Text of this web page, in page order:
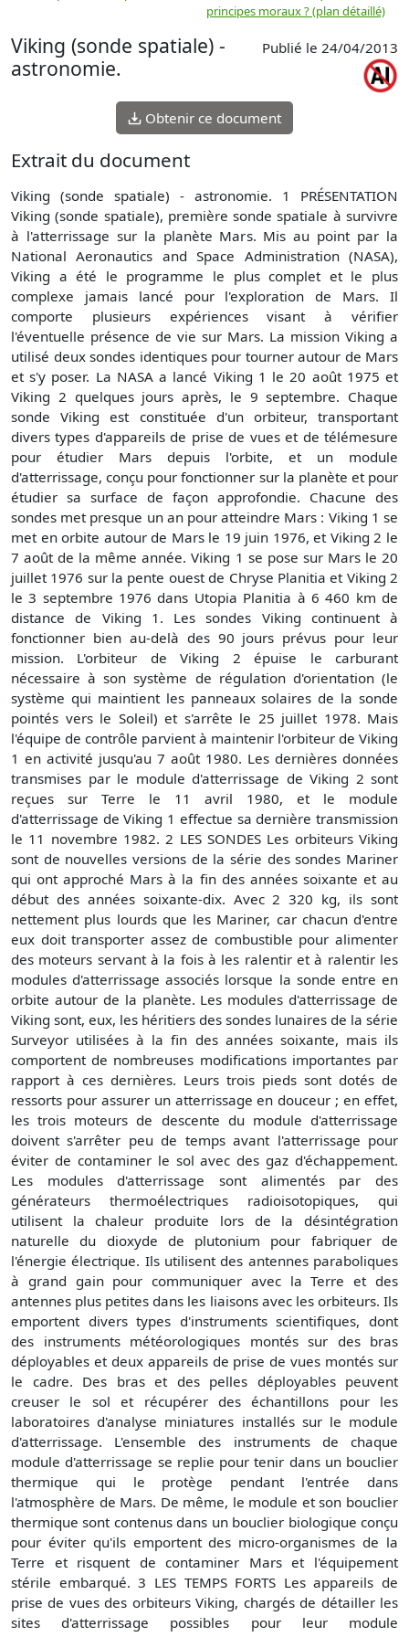
principes moraux ? (plan détaillé)
Viking (sonde spatiale) -
astronomie.
Publié le 24/04/2013
Obtenir ce document
Extrait du document
Viking (sonde spatiale) - astronomie. 1 PRÉSENTATION
Viking (sonde spatiale), première sonde spatiale à survivre
à l'atterrissage sur la planète Mars. Mis au point par la
National Aeronautics and Space Administration (NASA),
Viking a été le programme le plus complet et le plus
complexe jamais lancé pour l'exploration de Mars. Il
comporte plusieurs expériences visant à vérifier
l'éventuelle présence de vie sur Mars. La mission Viking a
utilisé deux sondes identiques pour tourner autour de Mars
et s'y poser. La NASA a lancé Viking 1 le 20 août 1975 et
Viking 2 quelques jours après, le 9 septembre. Chaque
sonde Viking est constituée d'un orbiteur, transportant
divers types d'appareils de prise de vues et de télémesure
pour étudier Mars depuis l'orbite, et un module
d'atterrissage, conçu pour fonctionner sur la planète et pour
étudier sa surface de façon approfondie. Chacune des
sondes met presque un an pour atteindre Mars : Viking 1 se
met en orbite autour de Mars le 19 juin 1976, et Viking 2 le
7 août de la même année. Viking 1 se pose sur Mars le 20
juillet 1976 sur la pente ouest de Chryse Planitia et Viking 2
le 3 septembre 1976 dans Utopia Planitia à 6 460 km de
distance de Viking 1. Les sondes Viking continuent à
fonctionner bien au-delà des 90 jours prévus pour leur
mission. L'orbiteur de Viking 2 épuise le carburant
nécessaire à son système de régulation d'orientation (le
système qui maintient les panneaux solaires de la sonde
pointés vers le Soleil) et s'arrête le 25 juillet 1978. Mais
l'équipe de contrôle parvient à maintenir l'orbiteur de Viking
1 en activité jusqu'au 7 août 1980. Les dernières données
transmises par le module d'atterrissage de Viking 2 sont
reçues sur Terre le 11 avril 1980, et le module
d'atterrissage de Viking 1 effectue sa dernière transmission
le 11 novembre 1982. 2 LES SONDES Les orbiteurs Viking
sont de nouvelles versions de la série des sondes Mariner
qui ont approché Mars à la fin des années soixante et au
début des années soixante-dix. Avec 2 320 kg, ils sont
nettement plus lourds que les Mariner, car chacun d'entre
eux doit transporter assez de combustible pour alimenter
des moteurs servant à la fois à les ralentir et à ralentir les
modules d'atterrissage associés lorsque la sonde entre en
orbite autour de la planète. Les modules d'atterrissage de
Viking sont, eux, les héritiers des sondes lunaires de la série
Surveyor utilisées à la fin des années soixante, mais ils
comportent de nombreuses modifications importantes par
rapport à ces dernières. Leurs trois pieds sont dotés de
ressorts pour assurer un atterrissage en douceur ; en effet,
les trois moteurs de descente du module d'atterrissage
doivent s'arrêter peu de temps avant l'atterrissage pour
éviter de contaminer le sol avec des gaz d'échappement.
Les modules d'atterrissage sont alimentés par des
générateurs thermoélectriques radioisotopiques, qui
utilisent la chaleur produite lors de la désintégration
naturelle du dioxyde de plutonium pour fabriquer de
l'énergie électrique. Ils utilisent des antennes paraboliques
à grand gain pour communiquer avec la Terre et des
antennes plus petites dans les liaisons avec les orbiteurs. Ils
emportent divers types d'instruments scientifiques, dont
des instruments météorologiques montés sur des bras
déployables et deux appareils de prise de vues montés sur
le cadre. Des bras et des pelles déployables peuvent
creuser le sol et récupérer des échantillons pour les
laboratoires d'analyse miniatures installés sur le module
d'atterrissage. L'ensemble des instruments de chaque
module d'atterrissage se replie pour tenir dans un bouclier
thermique qui le protège pendant l'entrée dans
l'atmosphère de Mars. De même, le module et son bouclier
thermique sont contenus dans un bouclier biologique conçu
pour éviter qu'ils emportent des micro-organismes de la
Terre et risquent de contaminer Mars et l'équipement
stérile embarqué. 3 LES TEMPS FORTS Les appareils de
prise de vues des orbiteurs Viking, chargés de détailler les
sites d'atterrissage possibles pour leur module